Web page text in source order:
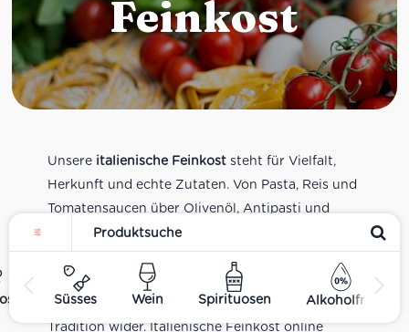
Süsses Wein Spirituosen Alkoholfrei
Feinkost
Unsere italienische Feinkoststeht für Vielfalt,
Herkunft und echte Zutaten. Von Pasta, Reis und
Tomatensaucen über Olivenöl, Antipasti und
Pesto bis zu Balsamico und Spezialitäten aus
verschiedenen Regionen Italiens. Alle Produkte
sind Teil unseres realen Supermarkt-Sortiments
und spiegeln italienische Alltagsküche und
Tradition wider. Italienische Feinkost online